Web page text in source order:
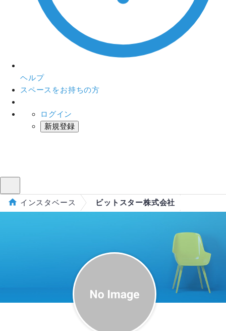
ヘルプ
スペースをお持ちの方
ログイン
新規登録
インスタベース ビットスター株式会社